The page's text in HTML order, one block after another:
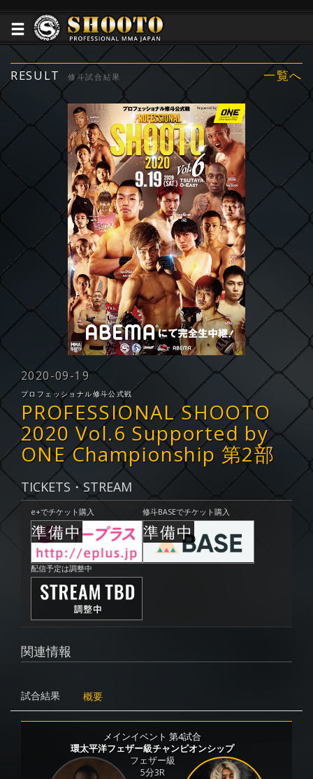
RESULT 修斗試合結果 一覧へ
2020-09-19
プロフェッショナル修斗公式戦
PROFESSIONAL SHOOTO
2020 Vol.6 Supported by
ONE Championship 第2部
TICKETS・STREAM
e+でチケット購入 修斗BASEでチケット購入
配信予定は調整中
関連情報
試合結果 概要
メインイベント 第4試合
環太平洋フェザー級チャンピオンシップ
フェザー級
5分3R